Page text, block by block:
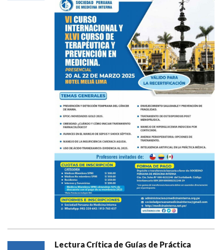
Lectura Crítica de Guías de Práctica